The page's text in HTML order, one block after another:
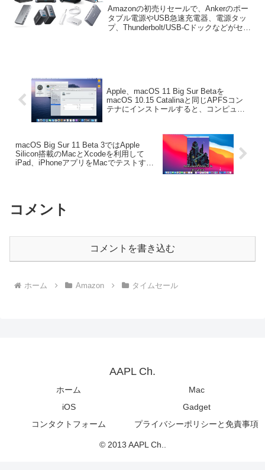
Thunderbolt/USB-Cドックなど
がセール中。
Amazonの初売りセールで、Ankerのポー
タブル電源やUSB急速充電器、電源タッ
プ、Thunderbolt/USB-Cドックなどがセー
Apple、macOS 11 Big Sur Betaを
macOS 10.15 Catalinaと同じAPFSコン
テナにインストールすると、コンピュー
macOS Big Sur 11 Beta 3ではApple
Silicon搭載のMacとXcodeを利用して
iPad、iPhoneアプリをMacでテストする
コメント
コメントを書き込む
ホーム Amazon タイムセール
AAPL Ch.
ホーム
Mac
iOS
Gadget
コンタクトフォーム
プライバシーポリシーと免責事項
© 2013 AAPL Ch..